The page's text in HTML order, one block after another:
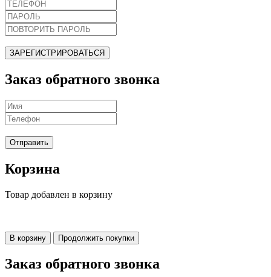
ЗАРЕГИСТРИРОВАТЬСЯ
Заказ обратного звонка
Отправить
Корзина
Товар добавлен в корзину
В корзину Продолжить покупки
Заказ обратного звонка